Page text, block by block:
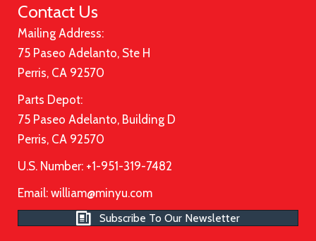
Contact Us
Mailing Address:
75 Paseo Adelanto, Ste H
Perris, CA 92570
Parts Depot:
75 Paseo Adelanto, Building D
Perris, CA 92570
U.S. Number: +1-951-319-7482
Email: william@minyu.com
Subscribe To Our Newsletter